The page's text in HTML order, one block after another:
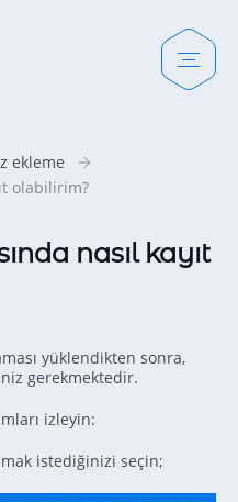
ekleme
olabilirim?
nasıl kayıt
yüklendikten sonra,
gerekmektedir.
izleyin:
istediğinizi seçin;